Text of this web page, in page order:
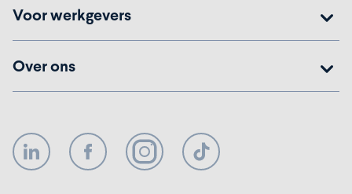
Voor werkgevers
Over ons
LinkedIn FacebookInstagramTikTok